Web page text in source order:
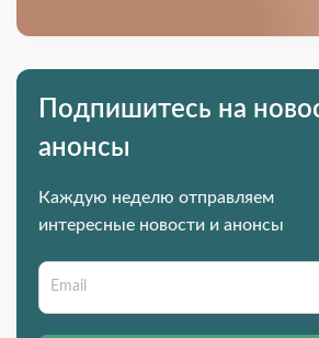
Подпишитесь на
анонсы
Каждую неделю отправляем
интересные новости и анонсы